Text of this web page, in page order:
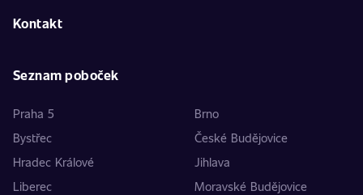
Kontakt
Seznam poboček
Praha 5
Brno
Bystřec
České Budějovice
Hradec Králové
Jihlava
Liberec
Moravské Budějovice